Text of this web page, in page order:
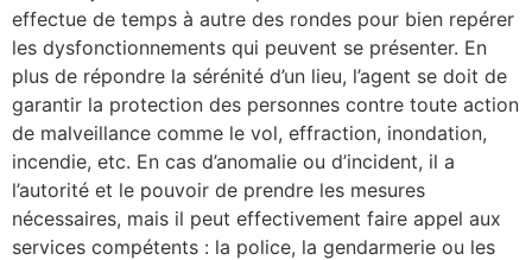
effectue de temps à autre des rondes pour bien repérer
les dysfonctionnements qui peuvent se présenter. En
plus de répondre la sérénité d’un lieu, l’agent se doit de
garantir la protection des personnes contre toute action
de malveillance comme le vol, effraction, inondation,
incendie, etc. En cas d’anomalie ou d’incident, il a
l’autorité et le pouvoir de prendre les mesures
nécessaires, mais il peut effectivement faire appel aux
services compétents : la police, la gendarmerie ou les